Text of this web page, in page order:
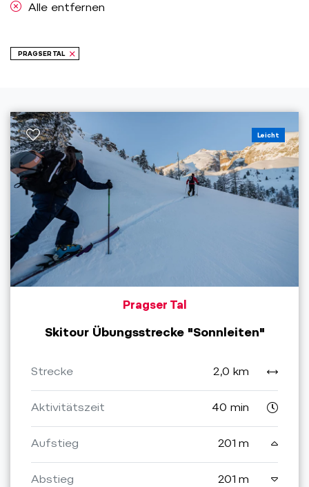
Alle entfernen
PRAGSER TAL
Leicht
Pragser Tal
Skitour Übungsstrecke "Sonnleiten"
Strecke 2,0 km
Aktivitätszeit 40 min
Aufstieg 201 m
Abstieg 201 m